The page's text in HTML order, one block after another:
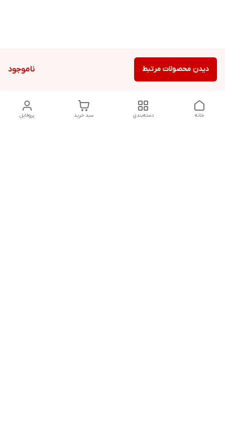
ناموجود دیدن محصولات مرتبط
پروفایل سبد خرید دسته‌بندی خانه